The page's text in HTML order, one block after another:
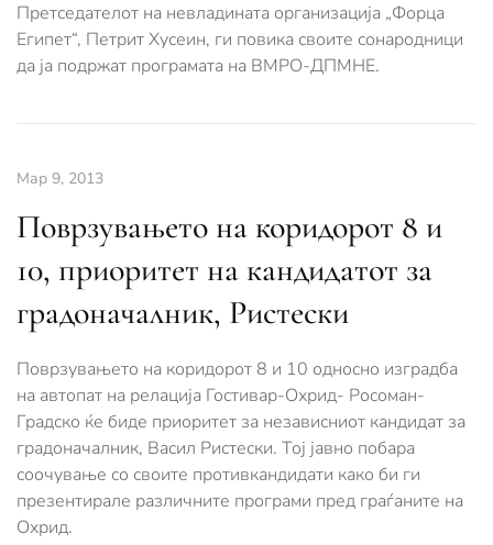
Претседателот на невладината организација „Форца
Египет“, Петрит Хусеин, ги повика своите сонародници
да ја подржат програмата на ВМРО-ДПМНЕ.
Мар 9, 2013
Поврзувањето на коридорот 8 и
10, приоритет на кандидатот за
градоначалник, Ристески
Поврзувањето на коридорот 8 и 10 односно изградба
на автопат на релација Гостивар-Охрид- Росоман-
Градско ќе биде приоритет за независниот кандидат за
градоначалник, Васил Ристески. Тој јавно побара
соочување со своите противкандидати како би ги
презентирале различните програми пред граѓаните на
Охрид.